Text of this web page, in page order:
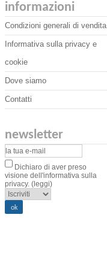
informazioni
Condizioni generali di vendita
Informativa sulla privacy e
cookie
Dove siamo
Contatti
newsletter
Dichiaro di aver preso
visione dell'informativa sulla
privacy. (leggi)